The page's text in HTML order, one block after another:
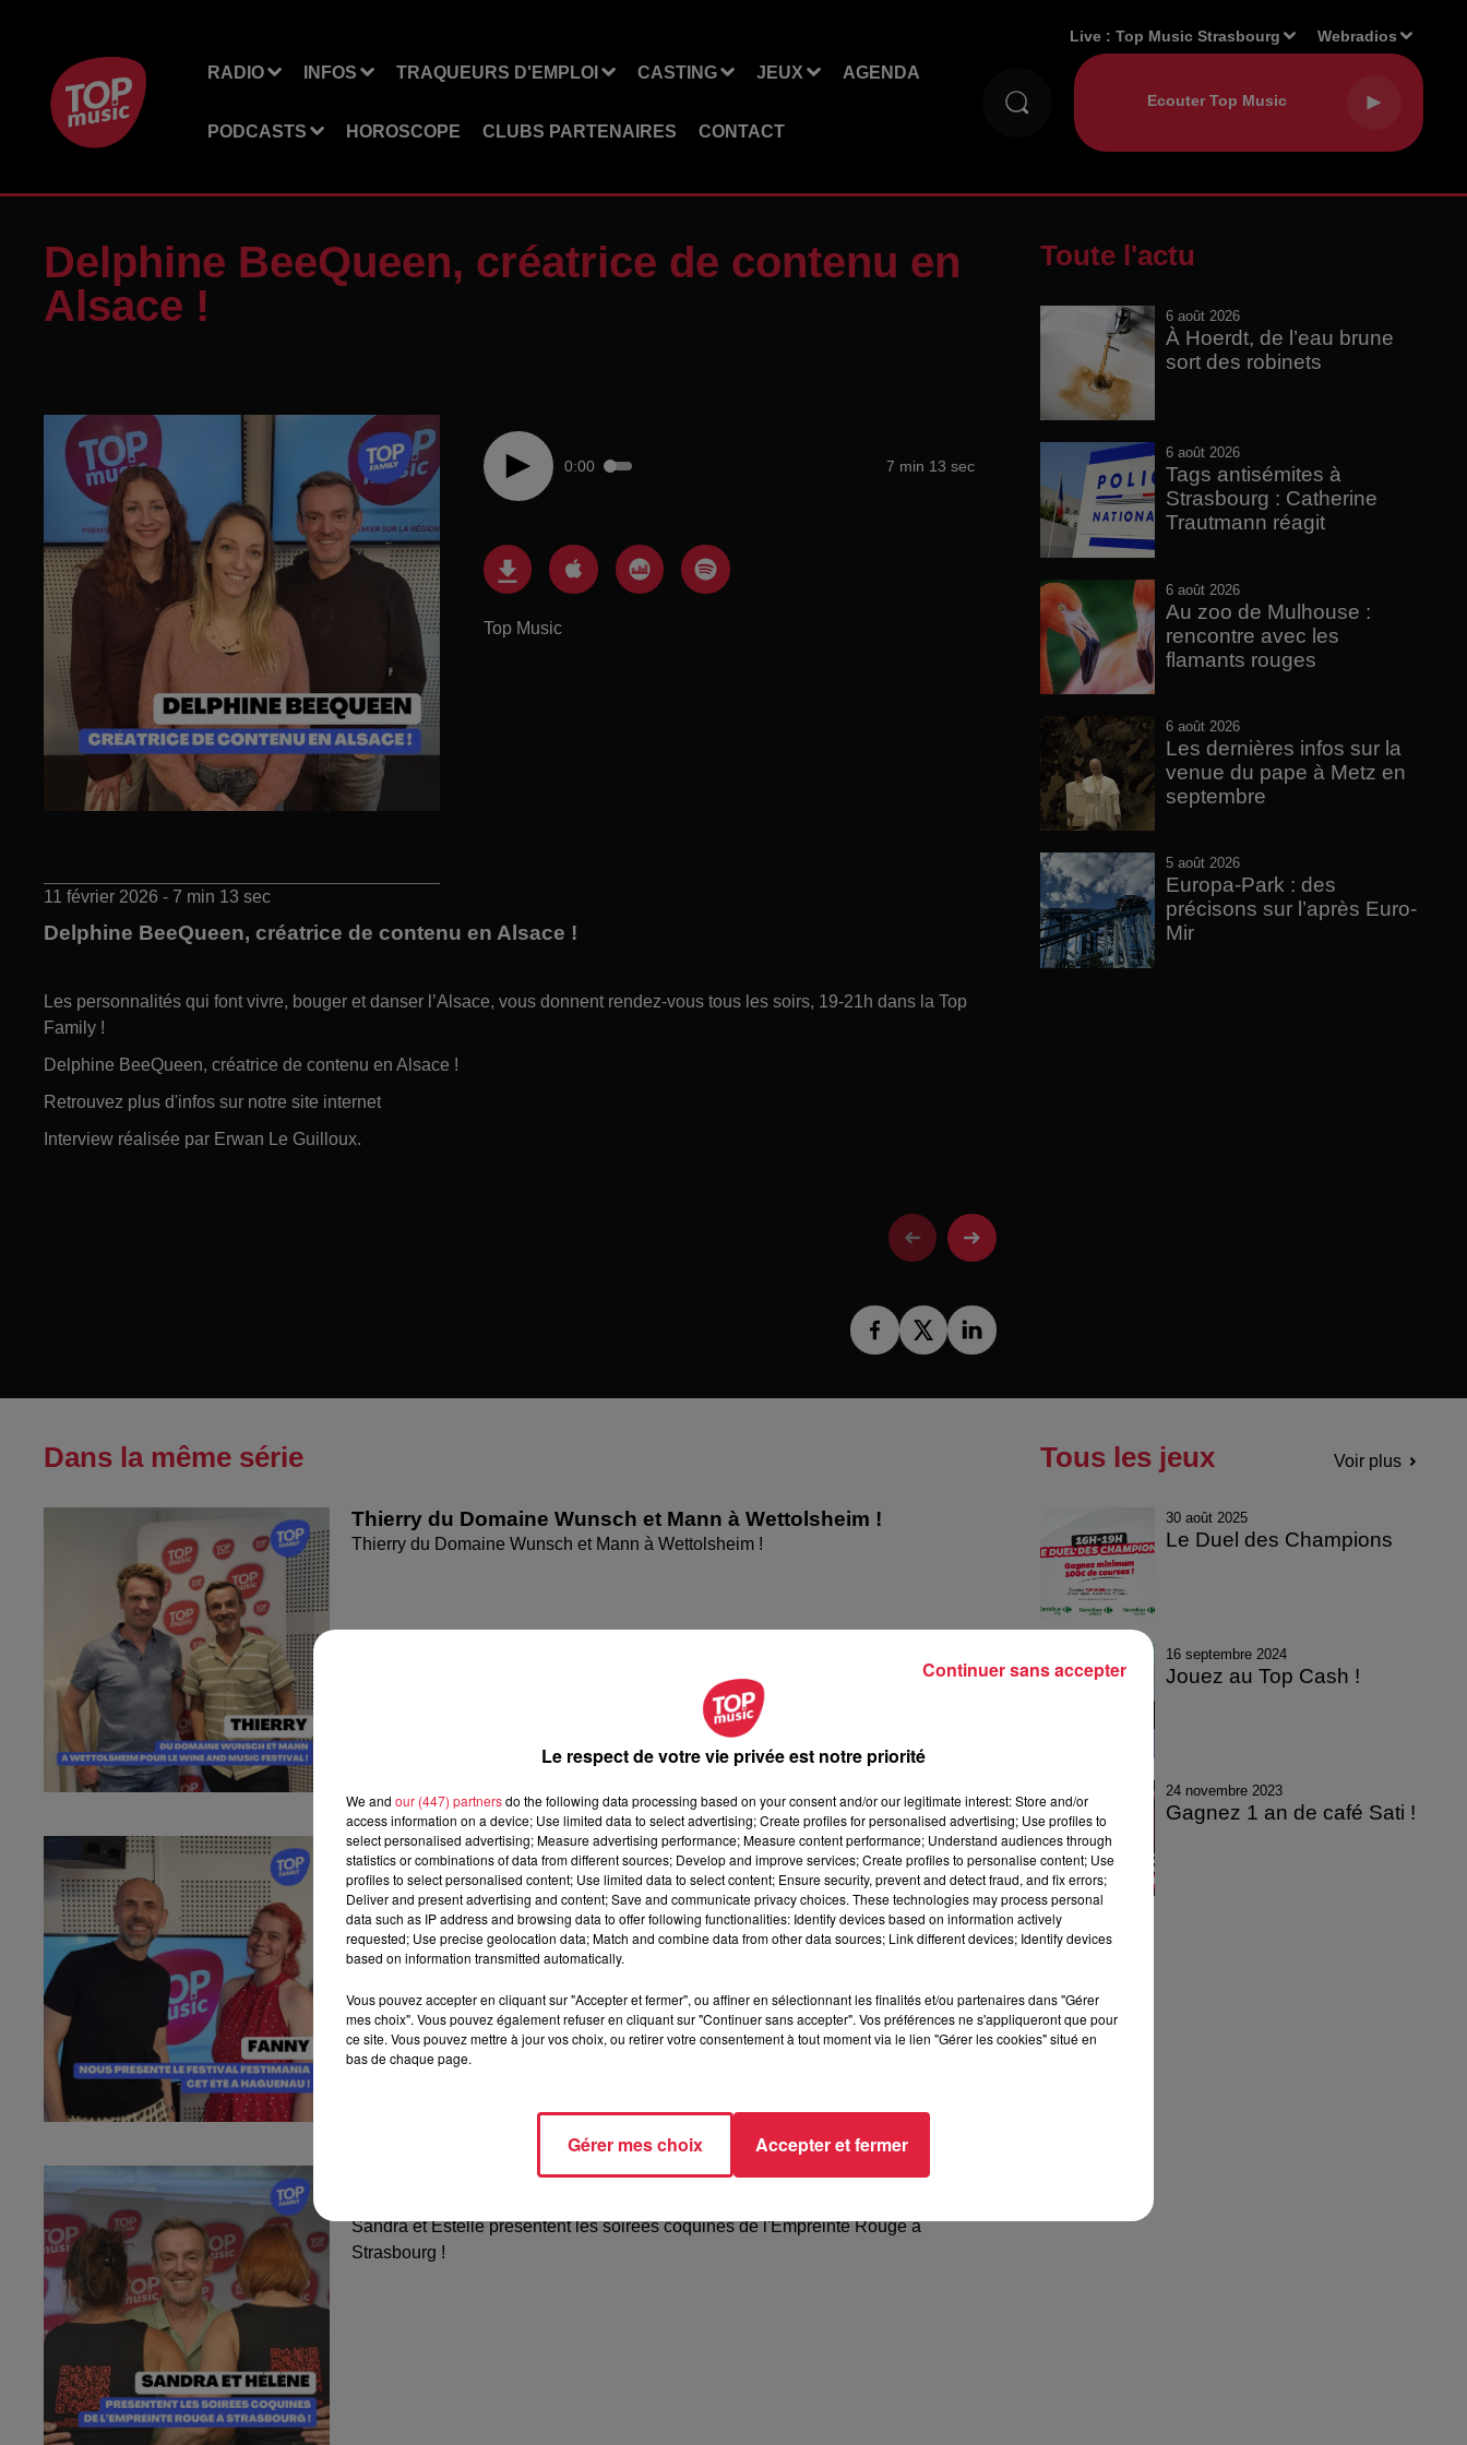
RADIO INFOS TRAQUEURS D'EMPLOI CASTING JEUX AGENDA
PODCASTS HOROSCOPE CLUBS PARTENAIRES CONTACT
Live :Top Music Strasbourg Webradios
Delphine BeeQueen, créatrice de contenu en
Alsace !
0:00 7 min 13 sec
Top Music
11 février 2026 - 7 min 13 sec
Delphine BeeQueen, créatrice de contenu en Alsace !
Les personnalités qui font vivre, bouger et danser l’Alsace, vous donnent rendez-vous tous les soirs, 19-21h dans la Top
Family !
Delphine BeeQueen, créatrice de contenu en Alsace !
Retrouvez plus d'infos sur notre site internet
Interview réalisée par Erwan Le Guilloux.
Toute l'actu
6 août 2026
À Hoerdt, de l’eau brune
sort des robinets
6 août 2026
Tags antisémites à
Strasbourg : Catherine
Trautmann réagit
6 août 2026
Au zoo de Mulhouse :
rencontre avec les
flamants rouges
6 août 2026
Les dernières infos sur la
venue du pape à Metz en
septembre
5 août 2026
Europa-Park : des
précisons sur l’après Euro-
Mir
Dans la même série
Thierry du Domaine Wunsch et Mann à Wettolsheim !
Thierry du Domaine Wunsch et Mann à Wettolsheim !
Fanny nous présente le festival Festimania !
Fanny nous présente le festival Festimania !
Sandra et Estelle présentent les soirées coquines de
Sandra et Estelle présentent les soirées coquines de l'Empreinte Rouge à
Strasbourg !
Tous les jeux Voir plus
30 août 2025
Le Duel des Champions
16 septembre 2024
Jouez au Top Cash !
24 novembre 2023
Gagnez 1 an de café Sati !
Le respect de votre vie privée est notre priorité
We and our (447) partnersdo the following data processing based on your consent and/or our legitimate interest: Store and/or
access information on a device; Use limited data to select advertising; Create profiles for personalised advertising; Use profiles to
select personalised advertising; Measure advertising performance; Measure content performance; Understand audiences through
statistics or combinations of data from different sources; Develop and improve services; Create profiles to personalise content; Use
profiles to select personalised content; Use limited data to select content; Ensure security, prevent and detect fraud, and fix errors;
Deliver and present advertising and content; Save and communicate privacy choices. These technologies may process personal
data such as IP address and browsing data to offer following functionalities: Identify devices based on information actively
requested; Use precise geolocation data; Match and combine data from other data sources; Link different devices; Identify devices
based on information transmitted automatically.
Vous pouvez accepter en cliquant sur "Accepter et fermer", ou affiner en sélectionnant les finalités et/ou partenaires dans "Gérer
mes choix". Vous pouvez également refuser en cliquant sur "Continuer sans accepter". Vos préférences ne s'appliqueront que pour
ce site. Vous pouvez mettre à jour vos choix, ou retirer votre consentement à tout moment via le lien "Gérer les cookies" situé en
bas de chaque page.
Gérer mes choix Accepter et fermer
Continuer sans accepter